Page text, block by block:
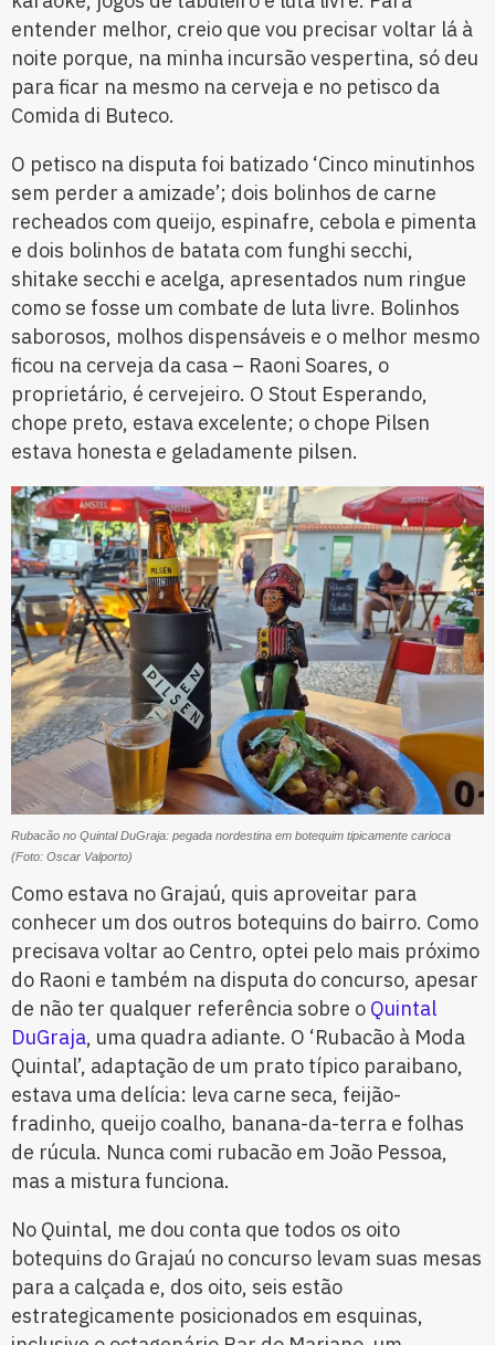
entender melhor, creio que vou precisar voltar lá à
noite porque, na minha incursão vespertina, só deu
para ficar na mesmo na cerveja e no petisco da
Comida di Buteco.
O petisco na disputa foi batizado ‘Cinco minutinhos
sem perder a amizade’; dois bolinhos de carne
recheados com queijo, espinafre, cebola e pimenta
e dois bolinhos de batata com funghi secchi,
shitake secchi e acelga, apresentados num ringue
como se fosse um combate de luta livre. Bolinhos
saborosos, molhos dispensáveis e o melhor mesmo
ficou na cerveja da casa – Raoni Soares, o
proprietário, é cervejeiro. O Stout Esperando,
chope preto, estava excelente; o chope Pilsen
estava honesta e geladamente pilsen.
Rubacão no Quintal DuGraja: pegada nordestina em botequim tipicamente carioca
(Foto: Oscar Valporto)
Como estava no Grajaú, quis aproveitar para
conhecer um dos outros botequins do bairro. Como
precisava voltar ao Centro, optei pelo mais próximo
do Raoni e também na disputa do concurso, apesar
de não ter qualquer referência sobre o Quintal
DuGraja, uma quadra adiante. O ‘Rubacão à Moda
Quintal’, adaptação de um prato típico paraibano,
estava uma delícia: leva carne seca, feijão-
fradinho, queijo coalho, banana-da-terra e folhas
de rúcula. Nunca comi rubacão em João Pessoa,
mas a mistura funciona.
No Quintal, me dou conta que todos os oito
botequins do Grajaú no concurso levam suas mesas
para a calçada e, dos oito, seis estão
estrategicamente posicionados em esquinas,